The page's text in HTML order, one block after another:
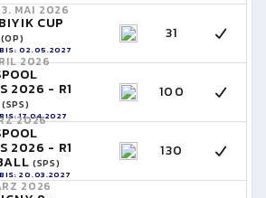
MAI 2026
CUP
(OP)
02.05.2027
31
2026
2026 - R1
(SPS)
17.04.2027
100
2026
2026 - R1
(SPS)
20.03.2027
130
2026